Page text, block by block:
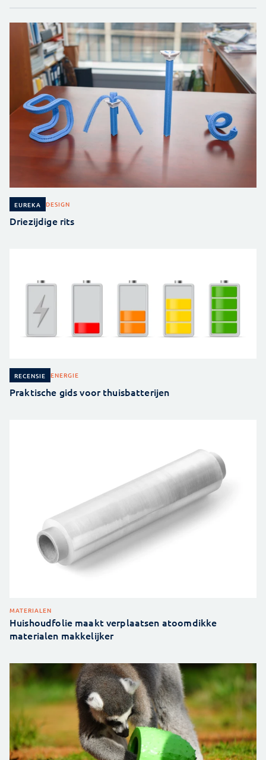
EUREKA DESIGN
Driezijdige rits
RECENSIE ENERGIE
Praktische gids voor thuisbatterijen
MATERIALEN
Huishoudfolie maakt verplaatsen atoomdikke
materialen makkelijker